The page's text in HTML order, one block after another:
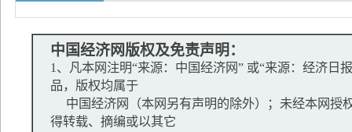
中国经济网版权及免责声明：
1、凡本网注明“来源：中国经济网” 或“来源：经济日
品，版权均属于
中国经济网（本网另有声明的除外）；未经本网授
得转载、摘编或以其它